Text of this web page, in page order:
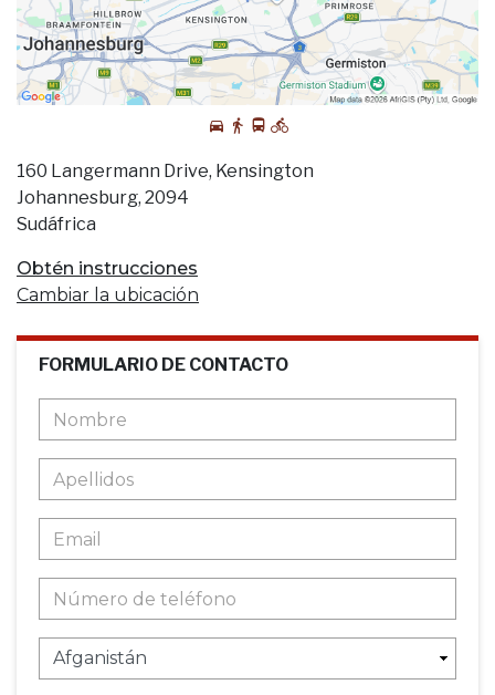
160 Langermann Drive, Kensington
Johannesburg, 2094
Sudáfrica
Obtén instrucciones
Cambiar la ubicación
FORMULARIO DE CONTACTO